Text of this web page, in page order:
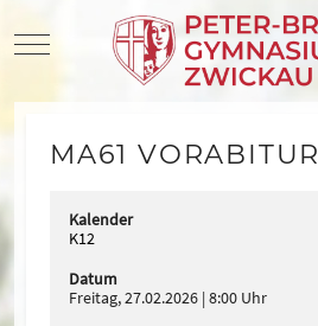
Mobile Menu Toggle
MA61 VORABITUR
Kalender
K12
Datum
Freitag, 27.02.2026 8:00 Uhr